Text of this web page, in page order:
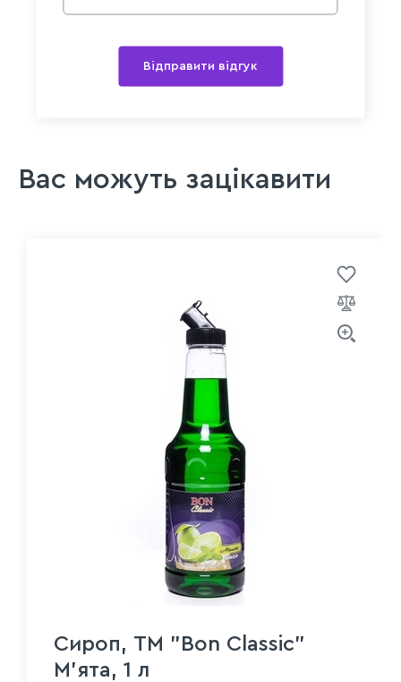
Відправити відгук
Вас можуть зацікавити
Сироп, TM "Bon Classic"
М'ята, 1 л